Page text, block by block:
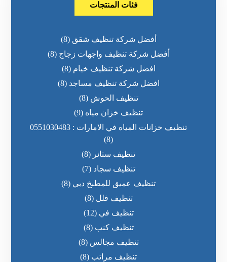
فئات المنتجات
أفضل شركة تنظيف شقق (8)
أفضل شركة تنظيف واجهات زجاج (8)
افضل شركة تنظيف خيام (8)
افضل شركة تنظيف مساجد (8)
تنظيف الحوش (8)
تنظيف خزان مياه (9)
تنظيف خزانات المياه في الامارات : 0551030483
(8)
تنظيف ستائر (8)
تنظيف سجاد (7)
تنظيف عميق للمطبخ دبي (8)
تنظيف فلل (8)
تنظيف في (12)
تنظيف كنب (8)
تنظيف مجالس (8)
تنظيف مراتب (8)